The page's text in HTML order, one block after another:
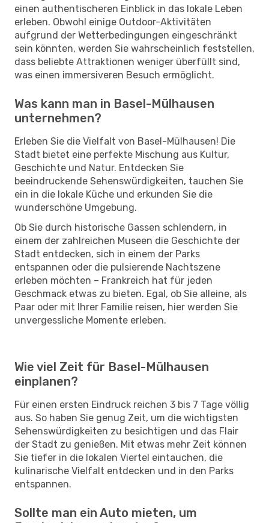
einen authentischeren Einblick in das lokale Leben
erleben. Obwohl einige Outdoor-Aktivitäten
aufgrund der Wetterbedingungen eingeschränkt
sein könnten, werden Sie wahrscheinlich feststellen,
dass beliebte Attraktionen weniger überfüllt sind,
was einen immersiveren Besuch ermöglicht.
Was kann man in Basel-Mülhausen
unternehmen?
Erleben Sie die Vielfalt von Basel-Mülhausen! Die
Stadt bietet eine perfekte Mischung aus Kultur,
Geschichte und Natur. Entdecken Sie
beeindruckende Sehenswürdigkeiten, tauchen Sie
ein in die lokale Küche und erkunden Sie die
wunderschöne Umgebung.
Ob Sie durch historische Gassen schlendern, in
einem der zahlreichen Museen die Geschichte der
Stadt entdecken, sich in einem der Parks
entspannen oder die pulsierende Nachtszene
erleben möchten – Frankreich hat für jeden
Geschmack etwas zu bieten. Egal, ob Sie alleine, als
Paar oder mit Ihrer Familie reisen, hier werden Sie
unvergessliche Momente erleben.
Wie viel Zeit für Basel-Mülhausen
einplanen?
Für einen ersten Eindruck reichen 3 bis 7 Tage völlig
aus. So haben Sie genug Zeit, um die wichtigsten
Sehenswürdigkeiten zu besichtigen und das Flair
der Stadt zu genießen. Mit etwas mehr Zeit können
Sie tiefer in die lokalen Viertel eintauchen, die
kulinarische Vielfalt entdecken und in den Parks
entspannen.
Sollte man ein Auto mieten, um